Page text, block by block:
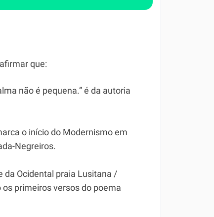
que:
não é pequena.” é da autoria
o início do Modernismo em
Negreiros.
da Ocidental praia Lusitana /
os primeiros versos do poema